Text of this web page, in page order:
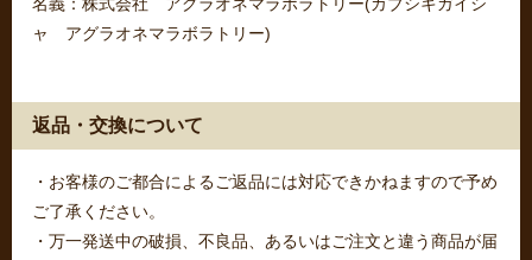
ャ アグラオネマラボラトリー)
返品・交換について
・お客様のご都合によるご返品には対応できかねますので予め
ご了承ください。
・万一発送中の破損、不良品、あるいはご注文と違う商品が届